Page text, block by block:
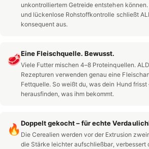
unkontrolliertem Getreide entstehen
und lückenlose Rohstoffkontrolle schließt
konsequent aus.
🥩Eine Fleischquelle. Bewusst.
Viele Futter mischen 4–8 Proteinquellen.
Rezepturen verwenden genau eine
Fettquelle. So weißt du, was dein Hund
herausfinden, was ihm bekommt.
🔥Doppelt gekocht – für echte
Die Cerealien werden vor der Extrusion
die Stärke leichter aufschließbar, verbessert